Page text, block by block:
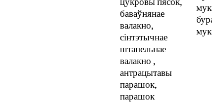
баваўнянае
валакно,
сінтэтычнае
штапельнае
валакно ,
антрацытавы
парашок,
парашок
мука
мука